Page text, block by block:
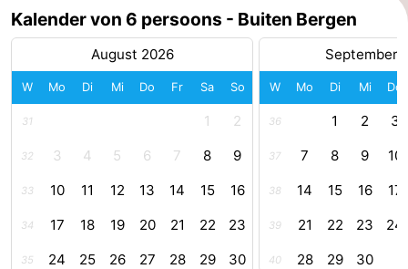
Sportangeln
Blumen
und
Veranstaltungen
Kalender von 6 persoons - Buiten Bergen
August 2026
W Mo Di Mi Do Fr Sa So
31 1 2
32 3 4 5 6 7 8 9
33 10 11 12 13 14 15 16
34 17 18 19 20 21 22 23
35 24 25 26 27 28 29 30
September
W Mo Di Mi Do
36 1 2 3
37 7 8 9 10
38 14 15 16 17
39 21 22 23 24
40 28 29 30